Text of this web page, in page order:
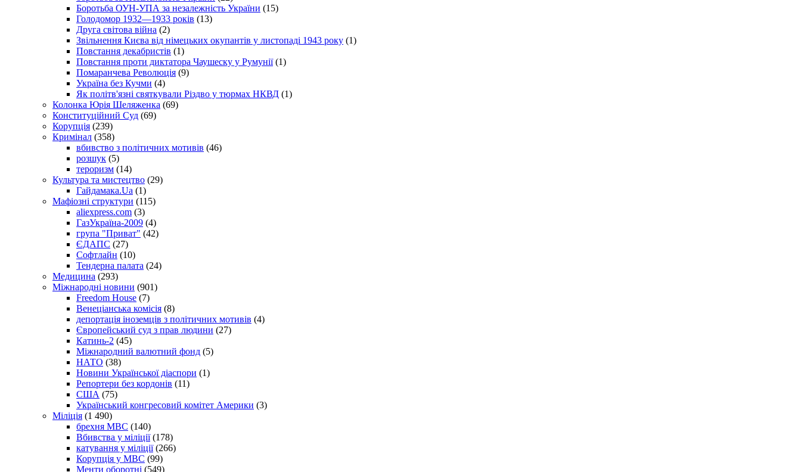
Боротьба ОУН-УПА за незалежність України (15)
Голодомор 1932—1933 років (13)
Друга світова війна (2)
Звільнення Києва від німецьких окупантів у листопаді 1943 року (1)
Повстання декабристів (1)
Повстання проти диктатора Чаушеску у Румунії(1)
Помаранчева Революція (9)
Україна без Кучми (4)
Як політв'язні святкували Різдво у тюрмах НКВД (1)
Колонка Юрія Шеляженка (69)
Конституційний Суд (69)
Корупція (239)
Кримінал (358)
вбивство з політичних мотивів (46)
розшук (5)
тероризм (14)
Культура та мистецтво (29)
Гайдамака.Ua (1)
Мафіозні структури (115)
aliexpress.com (3)
ГазУкраїна-2009 (4)
група "Приват" (42)
ЄДАПС (27)
Софтлайн (10)
Тендерна палата (24)
Медицина (293)
Міжнародні новини (901)
Freedom House (7)
Венеціанська комісія (8)
депортація іноземців з політичних мотивів (4)
Європейський суд з прав людини (27)
Катинь-2 (45)
Міжнародний валютний фонд (5)
НАТО (38)
Новини Української діаспори (1)
Репортери без кордонів (11)
США (75)
Український конгресовий комітет Америки (3)
Міліція (1 490)
брехня МВС (140)
Вбивства у міліції(178)
катування у міліції(266)
Корупція у МВС (99)
Менти оборотні (549)